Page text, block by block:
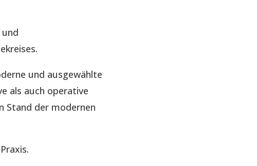
und ausgewählte
als auch operative
Stand der modernen